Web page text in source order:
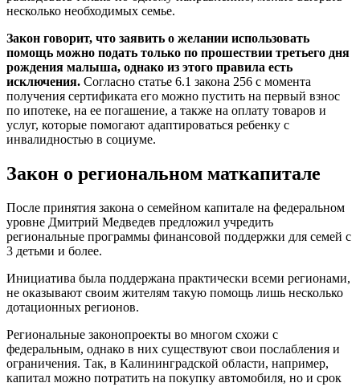
несколько необходимых семье.
Закон говорит, что заявить о желании использовать
помощь можно подать только по прошествии третьего дня
рождения малыша, однако из этого правила есть
исключения. Согласно статье 6.1 закона 256 с момента
получения сертификата его можно пустить на первый взнос
по ипотеке, на ее погашение, а также на оплату товаров и
услуг, которые помогают адаптироваться ребенку с
инвалидностью в социуме.
Закон о региональном маткапитале
После принятия закона о семейном капитале на федеральном
уровне Дмитрий Медведев предложил учредить
региональные программы финансовой поддержки для семей с
3 детьми и более.
Инициатива была поддержана практически всеми регионами,
не оказывают своим жителям такую помощь лишь несколько
дотационных регионов.
Региональные законопроекты во многом схожи с
федеральным, однако в них существуют свои послабления и
ограничения. Так, в Калининградской области, например,
капитал можно потратить на покупку автомобиля, но и срок